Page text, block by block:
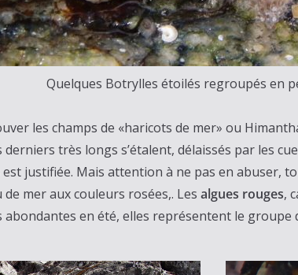
Quelques Botrylles étoilés regroupés en
les champs de «haricots de mer» ou
très longs s’étalent, délaissés par les
justifiée. Mais attention à ne pas en abuser,
mer aux couleurs rosées,. Les algues rouges,
en été, elles représentent le groupe